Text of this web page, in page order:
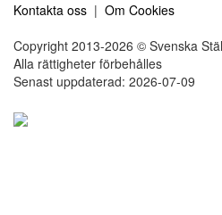
Kontakta oss | Om Cookies
Copyright 2013-2026 © Svenska
Alla rättigheter förbehålles
Senast uppdaterad: 2026-07-09